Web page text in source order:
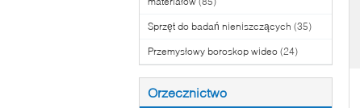
Sprzęt do badań nieniszczących (35)
Przemysłowy boroskop wideo (24)
Orzecznictwo